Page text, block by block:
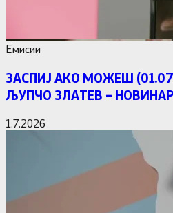
Емисии
ЗАСПИЈ АКО МОЖЕШ
ЉУПЧО ЗЛАТЕВ – НОВИНАР
1.7.2026